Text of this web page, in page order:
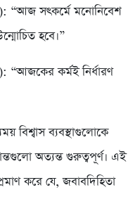
“আজ সৎকর্মে মনোনিবেশ
হবে।”
কর্মই নির্ধারণ
বিশ্বাস ব্যবস্থাগুলোকে
অত্যন্ত গুরুত্বপূর্ণ। এই
করে যে, জবাবদিহিতা